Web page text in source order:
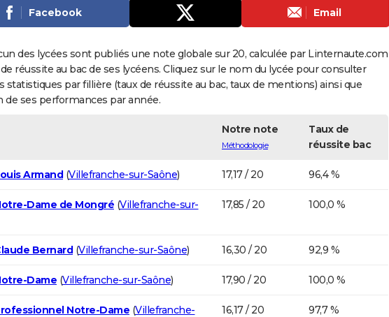
Facebook Email
des lycées sont publiés une note globale sur 20, calculée par Linternaute.com
réussite au bac de ses lycéens. Cliquez sur le nom du lycée pour consulter
statistiques par fillière (taux de réussite au bac, taux de mentions) ainsi que
de ses performances par année.
Notre note
Méthodologie
Taux de
réussite bac
Armand(Villefranche-sur-Saône) 17,17 / 20 96,4 %
Dame de Mongré (Villefranche-sur-
17,85 / 20 100,0 %
Bernard(Villefranche-sur-Saône) 16,30 / 20 92,9 %
Dame (Villefranche-sur-Saône) 17,90 / 20 100,0 %
Notre-Dame (Villefranche-
16,17 / 20 97,7 %